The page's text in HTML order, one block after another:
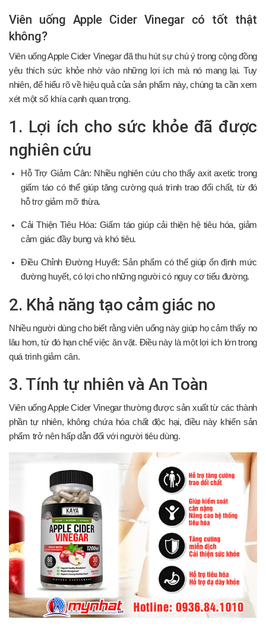
Viên uống Apple Cider Vinegar có tốt thật
không?
Viên uống Apple Cider Vinegar đã thu hút sự chú ý trong cộng đồng
yêu thích sức khỏe nhờ vào những lợi ích mà nó mang lại. Tuy
nhiên, để hiểu rõ về hiệu quả của sản phẩm này, chúng ta cần xem
xét một số khía cạnh quan trọng.
1. Lợi ích cho sức khỏe đã được
nghiên cứu
Hỗ Trợ Giảm Cân: Nhiều nghiên cứu cho thấy axit axetic trong
giấm táo có thể giúp tăng cường quá trình trao đổi chất, từ đó
hỗ trợ giảm mỡ thừa.
Cải Thiện Tiêu Hóa: Giấm táo giúp cải thiện hệ tiêu hóa, giảm
cảm giác đầy bụng và khó tiêu.
Điều Chỉnh Đường Huyết: Sản phẩm có thể giúp ổn định mức
đường huyết, có lợi cho những người có nguy cơ tiểu đường.
2. Khả năng tạo cảm giác no
Nhiều người dùng cho biết rằng viên uống này giúp họ cảm thấy no
lâu hơn, từ đó hạn chế việc ăn vặt. Điều này là một lợi ích lớn trong
quá trình giảm cân.
3. Tính tự nhiên và An Toàn
Viên uống Apple Cider Vinegar thường được sản xuất từ các thành
phần tự nhiên, không chứa hóa chất độc hại, điều này khiến sản
phẩm trở nên hấp dẫn đối với người tiêu dùng.